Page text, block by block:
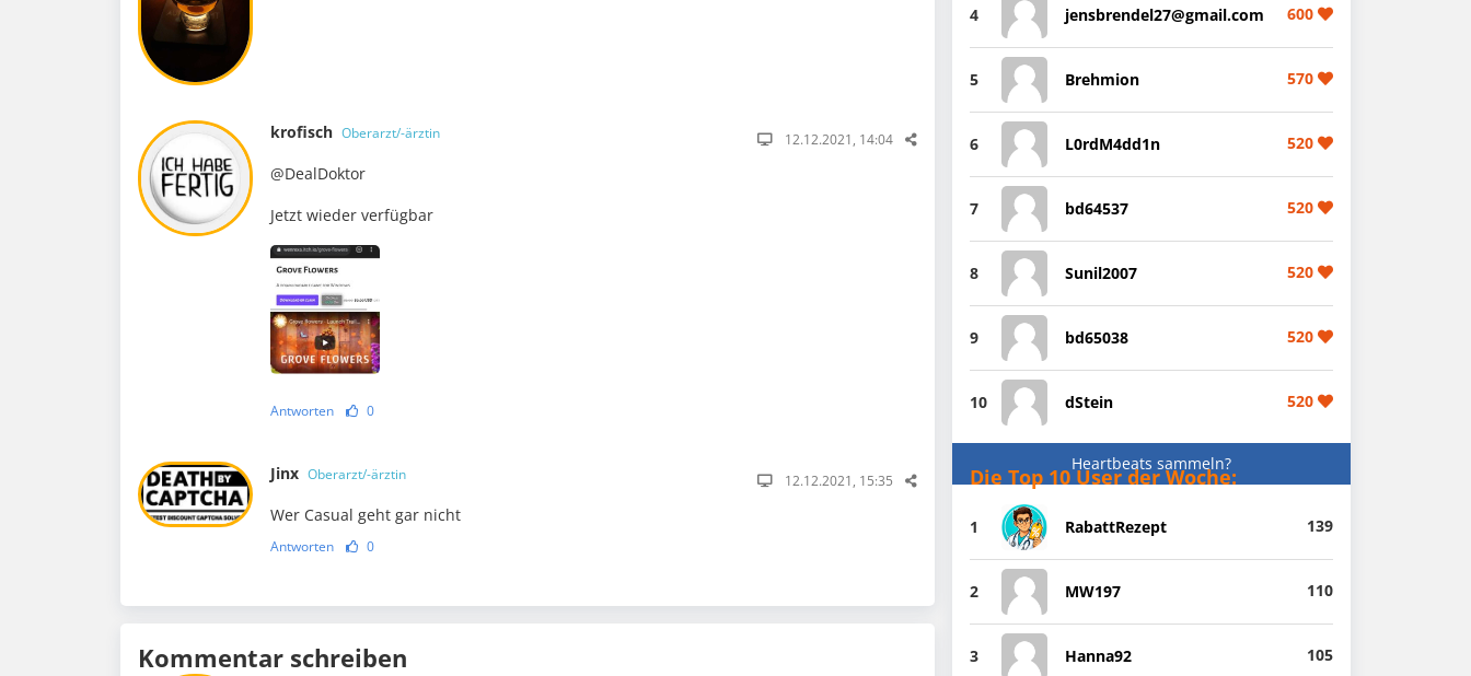
krofisch Oberarzt/-ärztin 12.12.2021, 14:04
@DealDoktor
Jetzt wieder verfügbar
Antworten 0
Jinx Oberarzt/-ärztin 12.12.2021, 15:35
Wer Casual geht gar nicht
Antworten 0
Kommentar schreiben
4 jensbrendel27@gmail.com 600
5 Brehmion 570
6 L0rdM4dd1n 520
7 bd64537 520
8 Sunil2007 520
9 bd65038 520
10 dStein 520
Heartbeats sammeln?
Die Top 10 User der Woche:
1 RabattRezept 139
2 MW197 110
3 Hanna92 105